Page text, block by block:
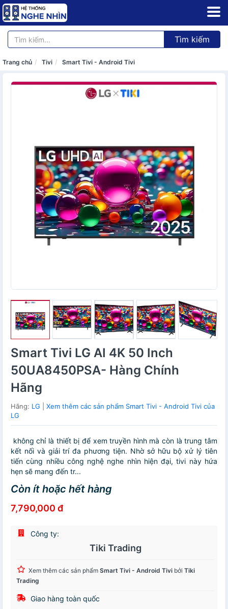
Tìm kiếm
Trang chủ Tivi Smart Tivi - Android Tivi
Smart Tivi LG AI 4K 50 Inch
50UA8450PSA- Hàng Chính
Hãng
Hãng: LG
Xem thêm các sản phẩm Smart Tivi - Android Tivi của
LG
không chỉ là thiết bị để xem truyền hình mà còn là trung tâm
kết nối và giải trí đa phương tiện. Nhờ sở hữu bộ xử lý tiên
tiến cùng nhiều công nghệ nghe nhìn hiện đại, tivi này hứa
hẹn sẽ mang đến tr...
Còn ít hoặc hết hàng
7,790,000 đ
Công ty:
Tiki Trading
Xem thêm các sản phẩm Smart Tivi - Android Tivi bởi Tiki
Trading
Giao hàng toàn quốc